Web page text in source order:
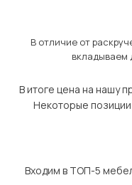
В отличие от
вкладываем
В итоге цена на нашу
Некоторые
Входим в ТОП-5